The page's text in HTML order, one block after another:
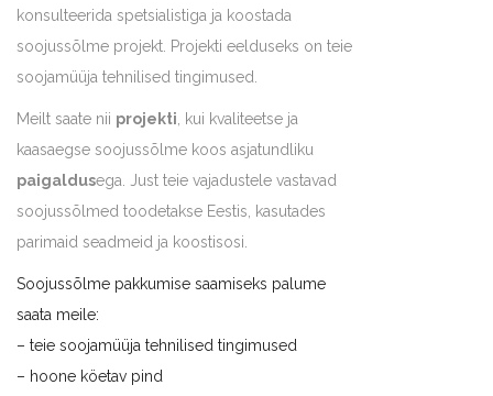
konsulteerida spetsialistiga ja koostada
soojussõlme projekt. Projekti eelduseks on teie
soojamüüja tehnilised tingimused.
Meilt saate nii projekti , kui kvaliteetse ja
kaasaegse soojussõlme koos asjatundliku
paigaldusega. Just teie vajadustele vastavad
soojussõlmed toodetakse Eestis, kasutades
parimaid seadmeid ja koostisosi.
Soojussõlme pakkumise saamiseks palume
saata meile:
– teie soojamüüja tehnilised tingimused
– hoone köetav pind